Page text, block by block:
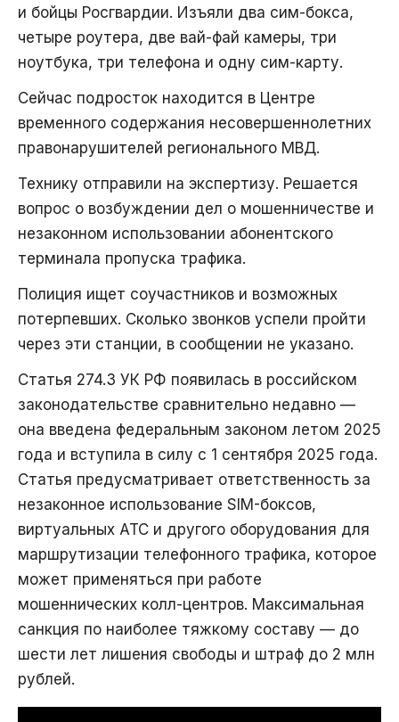
и бойцы Росгвардии. Изъяли два сим-бокса,
четыре роутера, две вай-фай камеры, три
ноутбука, три телефона и одну сим-карту.
Сейчас подросток находится в Центре
временного содержания несовершеннолетних
правонарушителей регионального МВД.
Технику отправили на экспертизу. Решается
вопрос о возбуждении дел о мошенничестве и
незаконном использовании абонентского
терминала пропуска трафика.
Полиция ищет соучастников и возможных
потерпевших. Сколько звонков успели пройти
через эти станции, в сообщении не указано.
Статья 274.3 УК РФ появилась в российском
законодательстве сравнительно недавно —
она введена федеральным законом летом 2025
года и вступила в силу с 1 сентября 2025 года.
Статья предусматривает ответственность за
незаконное использование SIM-боксов,
виртуальных АТС и другого оборудования для
маршрутизации телефонного трафика, которое
может применяться при работе
мошеннических колл-центров. Максимальная
санкция по наиболее тяжкому составу — до
шести лет лишения свободы и штраф до 2 млн
рублей.